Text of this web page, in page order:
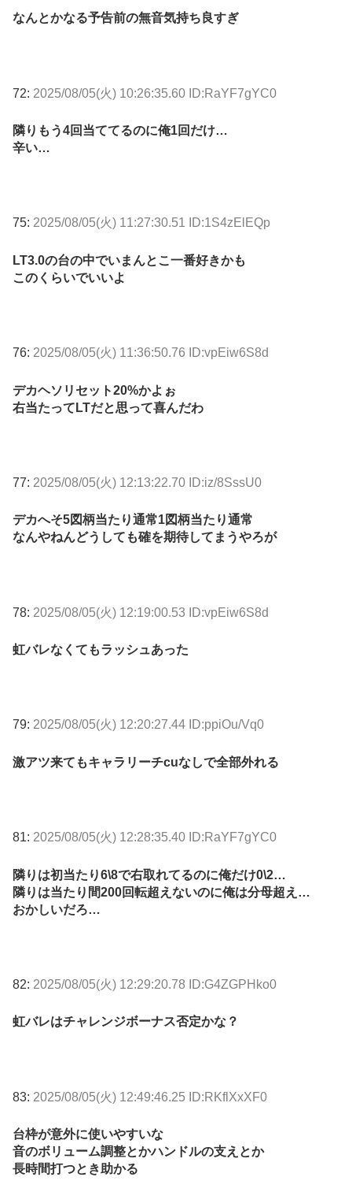
なんとかなる予告前の無音気持ち良すぎ
72: 2025/08/05(火) 10:26:35.60 ID:RaYF7gYC0
隣りもう4回当ててるのに俺1回だけ…
辛い…
75: 2025/08/05(火) 11:27:30.51 ID:1S4zElEQp
LT3.0の台の中でいまんとこ一番好きかも
このくらいでいいよ
76: 2025/08/05(火) 11:36:50.76 ID:vpEiw6S8d
デカヘソリセット20%かよぉ
右当たってLTだと思って喜んだわ
77: 2025/08/05(火) 12:13:22.70 ID:iz/8SssU0
デカへそ5図柄当たり通常1図柄当たり通常
なんやねんどうしても確を期待してまうやろが
78: 2025/08/05(火) 12:19:00.53 ID:vpEiw6S8d
虹バレなくてもラッシュあった
79: 2025/08/05(火) 12:20:27.44 ID:ppiOu/Vq0
激アツ来てもキャラリーチcuなしで全部外れる
81: 2025/08/05(火) 12:28:35.40 ID:RaYF7gYC0
隣りは初当たり6\8で右取れてるのに俺だけ0\2…
隣りは当たり間200回転超えないのに俺は分母超え…
おかしいだろ…
82: 2025/08/05(火) 12:29:20.78 ID:G4ZGPHko0
虹バレはチャレンジボーナス否定かな？
83: 2025/08/05(火) 12:49:46.25 ID:RKflXxXF0
台枠が意外に使いやすいな
音のボリューム調整とかハンドルの支えとか
長時間打つとき助かる